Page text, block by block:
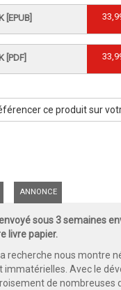
[EPUB]
[PDF]
ce produit sur
ANNONCE
sous 3 semaines
livre papier.
nous montre
Avec le
de nombreuses